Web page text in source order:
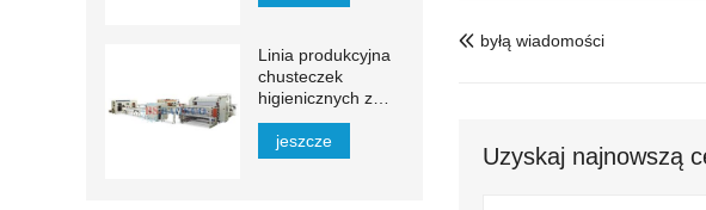
 byłą wiadomości
Uzyskaj najnowszą
Linia produkcyjna
chusteczek
higienicznych z
automatycznym
transferem 1500–
2200 mm
jeszcze